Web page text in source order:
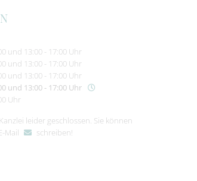
und 13:00 - 17:00 Uhr
und 13:00 - 17:00 Uhr
und 13:00 - 17:00 Uhr
und 13:00 - 17:00 Uhr
Uhr
leider geschlossen. Sie können
Mail schreiben!